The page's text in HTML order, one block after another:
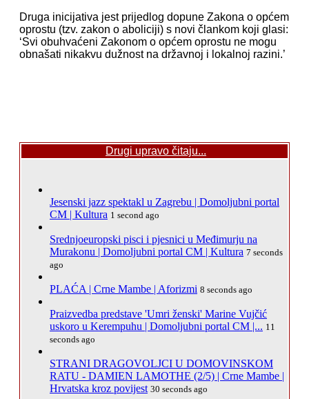
Druga inicijativa jest prijedlog dopune Zakona o općem
oprostu (tzv. zakon o aboliciji) s novi člankom koji glasi:
‘Svi obuhvaćeni Zakonom o općem oprostu ne mogu
obnašati nikakvu dužnost na državnoj i lokalnoj razini.’
Drugi upravo čitaju...
Jesenski jazz spektakl u Zagrebu | Domoljubni portal
CM | Kultura 1 second ago
Srednjoeuropski pisci i pjesnici u Međimurju na
Murakonu | Domoljubni portal CM | Kultura 7 seconds
ago
PLAĆA | Crne Mambe | Aforizmi 8 seconds ago
Praizvedba predstave 'Umri ženski' Marine Vujčić
uskoro u Kerempuhu | Domoljubni portal CM |... 11
seconds ago
STRANI DRAGOVOLJCI U DOMOVINSKOM
RATU - DAMIEN LAMOTHE (2/5) | Crne Mambe |
Hrvatska kroz povijest 30 seconds ago